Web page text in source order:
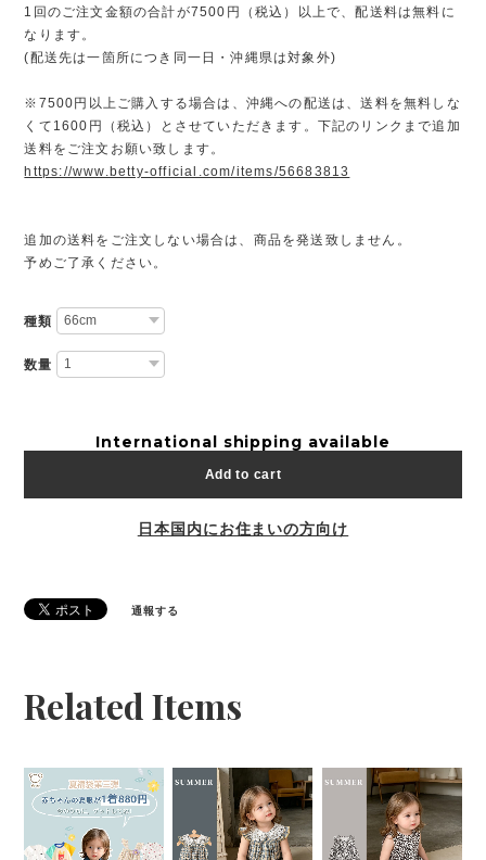
1回のご注文金額の合計が7500円（税込）以上で、配送料は無料に
なります。
(配送先は一箇所につき同一日・沖縄県は対象外)
※7500円以上ご購入する場合は、沖縄への配送は、送料を無料しな
くて1600円（税込）とさせていただきます。下記のリンクまで追加
送料をご注文お願い致します。
https://www.betty-official.com/items/56683813
追加の送料をご注文しない場合は、商品を発送致しません。
予めご了承ください。
種類
数量
International shipping available
Add to cart
日本国内にお住まいの方向け
通報する
Related Items